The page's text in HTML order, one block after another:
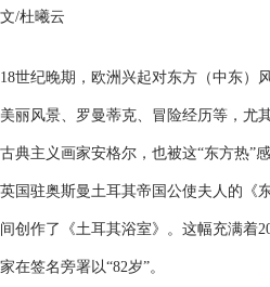
文/杜曦云
18世纪晚期，欧洲兴起对东方（中东）
美丽风景、罗曼蒂克、冒险经历等，尤
古典主义画家安格尔，也被这“东方热”
英国驻奥斯曼土耳其帝国公使夫人的《
间创作了《土耳其浴室》。这幅充满着
家在签名旁署以“82岁”。